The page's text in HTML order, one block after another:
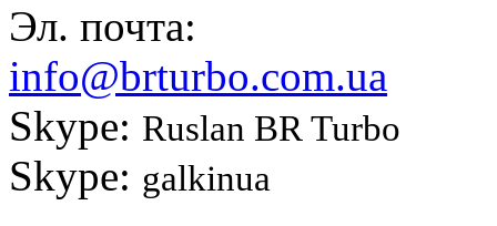
Эл. почта:
info@brturbo.com.ua
Skype: Ruslan BR Turbo
Skype: galkinua